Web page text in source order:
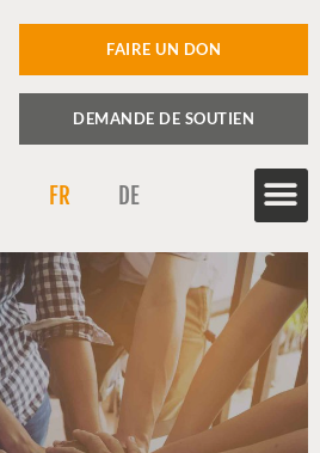
FAIRE UN DON
DEMANDE DE SOUTIEN
FR DE